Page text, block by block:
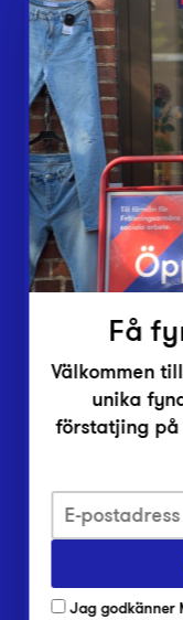
Webbshop
Butiker
Lämna in
Vårt
Om Myrorna
Lediga jobb
Pressrum
Integritetsskyddspolicy
Har du frågor om
Har du frågor om vår
Få
Välkommen
unika
förstatjing på
Jag godkänner